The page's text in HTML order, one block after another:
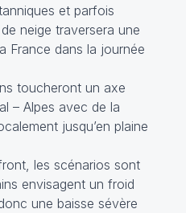
et parfois
neige traversera une
France dans la journée
toucheront un axe
– Alpes avec de la
jusqu’en plaine
les scénarios sont
envisagent un froid
une baisse sévère